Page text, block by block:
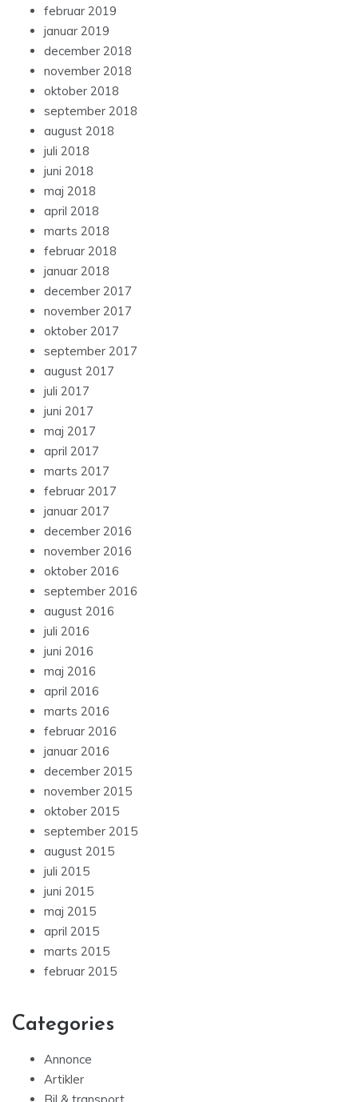
februar 2019
januar 2019
december 2018
november 2018
oktober 2018
september 2018
august 2018
juli 2018
juni 2018
maj 2018
april 2018
marts 2018
februar 2018
januar 2018
december 2017
november 2017
oktober 2017
september 2017
august 2017
juli 2017
juni 2017
maj 2017
april 2017
marts 2017
februar 2017
januar 2017
december 2016
november 2016
oktober 2016
september 2016
august 2016
juli 2016
juni 2016
maj 2016
april 2016
marts 2016
februar 2016
januar 2016
december 2015
november 2015
oktober 2015
september 2015
august 2015
juli 2015
juni 2015
maj 2015
april 2015
marts 2015
februar 2015
Categories
Annonce
Artikler